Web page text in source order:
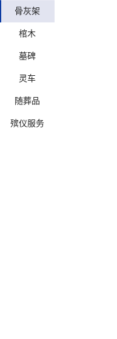
骨灰架
棺木
墓碑
灵车
随葬品
殡仪服务